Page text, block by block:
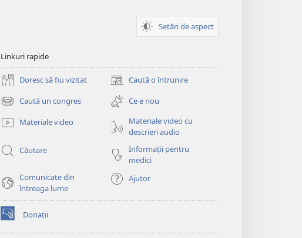
Setări de aspect
Linkuri rapide
Doresc să fiu vizitat Caută o întrunire
(se
deschide
o
fereastră
nouă)
Caută un congres
(se
deschide
o
nouă)
Ce e nou
Materiale video
Materiale video cu
descrieri audio
Căutare
Informații pentru
medici
Comunicate din
întreaga lume
Ajutor
Donații
(se
deschide